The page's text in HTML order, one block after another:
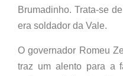
Brumadinho. Trata-se
era soldador da Vale.
O governador Romeu
traz um alento para a